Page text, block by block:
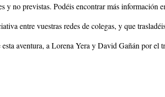
y no previstas. Podéis encontrar más información
entre vuestras redes de colegas, y que
aventura, a Lorena Yera y David Gañán por